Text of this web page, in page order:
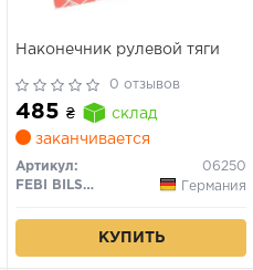
Наконечник рулевой тяги
0 отзывов
485 ₴
склад
заканчивается
Артикул:
06250
FEBI BILSTEIN
Германия
КУПИТЬ